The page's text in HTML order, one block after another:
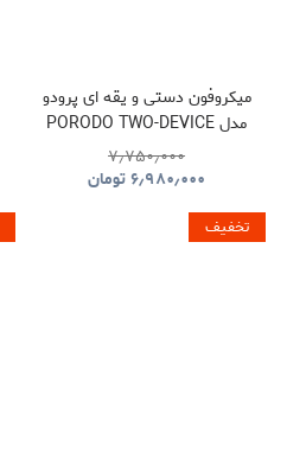
میکروفون دستی و یقه ای پرودو
مدل PORODO TWO-DEVICE
CONNECT HANDHELD
LAVALIER MICROPHONE
۷٫۷۵۰٫۰۰۰
۶٫۹۸۰٫۰۰۰تومان
تخفیف